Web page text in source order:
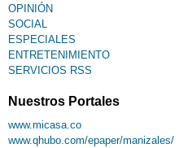
OPINIÓN
SOCIAL
ESPECIALES
ENTRETENIMIENTO
SERVICIOS RSS
Nuestros Portales
www.micasa.co
www.qhubo.com/epaper/manizales/